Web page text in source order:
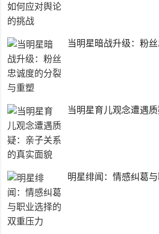
当明星暗战升级：粉
当明星育儿观念遭遇
明星绯闻：情感纠葛